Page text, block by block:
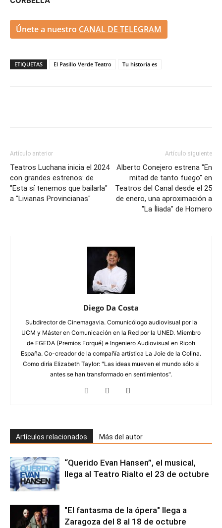
Únete a nuestro CANAL DE TELEGRAM
ETIQUETAS El Pasillo Verde Teatro Tu historia es
Artículo anterior
Teatros Luchana inicia el 2024
con grandes estrenos: de
"Esta sí tenemos que bailarla"
a "Livianas Provincianas"
Artículo siguiente
Alberto Conejero estrena "En
mitad de tanto fuego" en
Teatros del Canal desde el 25
de enero, una aproximación a
"La Íliada" de Homero
Diego Da Costa
Subdirector de Cinemagavia. Comunicólogo audiovisual por la
UCM y Máster en Comunicación en la Red por la UNED. Miembro
de EGEDA (Premios Forqué) e Ingeniero Audiovisual en Ricoh
España. Co-creador de la compañía artística La Joie de la Colina.
Como diría Elizabeth Taylor: "Las ideas mueven el mundo sólo si
antes se han transformado en sentimientos".
Artículos relacionados Más del autor
“Querido Evan Hansen”, el musical,
llega al Teatro Rialto el 23 de octubre
"El fantasma de la ópera" llega a
Zaragoza del 8 al 18 de octubre